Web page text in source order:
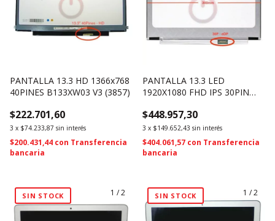
PANTALLA 13.3 HD 1366x768
40PINES B133XW03 V3 (3857)
$222.701,60
3 x $74.233,87 sin interés
$200.431,44 con Transferencia
bancaria
PANTALLA 13.3 LED
1920X1080 FHD IPS 30PIN
REV.C1 (2063)
$448.957,30
3 x $149.652,43 sin interés
$404.061,57 con Transferencia
bancaria
1 /2
SIN STOCK 1 /2
SIN STOCK